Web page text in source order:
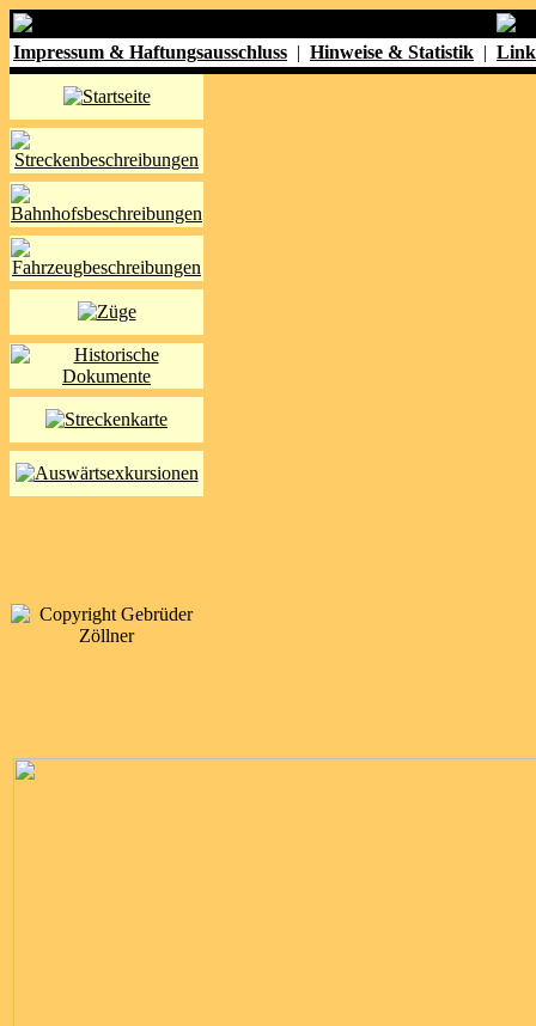
Impressum & Haftungsausschluss | Hinweise & Statistik |